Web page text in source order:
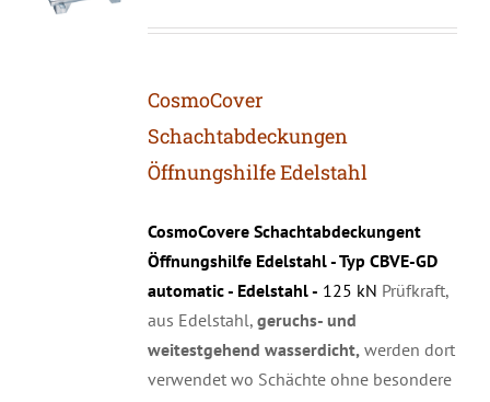
CosmoCover
Schachtabdeckungen
Öffnungshilfe Edelstahl
CosmoCovere Schachtabdeckungent
Öffnungshilfe Edelstahl - Typ CBVE-GD
automatic - Edelstahl - 125 kN Prüfkraft,
aus Edelstahl, geruchs- und
weitestgehend wasserdicht,werden dort
verwendet wo Schächte ohne besondere